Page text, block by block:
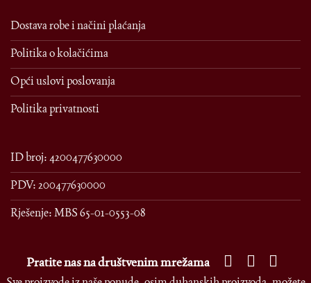
Dostava robe i načini plaćanja
Politika o kolačićima
Opći uslovi poslovanja
Politika privatnosti
ID broj: 4200477630000
PDV: 200477630000
Rješenje: MBS 65-01-0553-08
Pratite nas na društvenim mrežama